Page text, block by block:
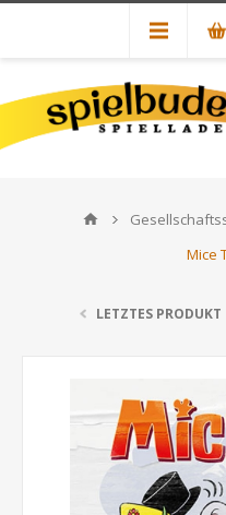
Mice
LETZTES PRODUKT